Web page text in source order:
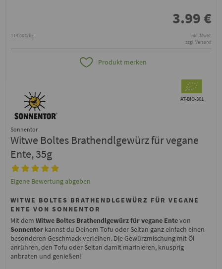
3.99€
114.00€/kg
inkl. MwSt.
zzgl. Versand
Produkt merken
AT-BIO-301
Sonnentor
Witwe Boltes Brathendlgewürz für vegane
Ente, 35g
Eigene Bewertung abgeben
WITWE BOLTES BRATHENDLGEWÜRZ FÜR VEGANE
ENTE VON SONNENTOR
Mit dem Witwe Boltes Brathendlgewürz für vegane Entevon
Sonnentor kannst du Deinem Tofu oder Seitan ganz einfach einen
besonderen Geschmack verleihen. Die Gewürzmischung mit Öl
anrühren, den Tofu oder Seitan damit marinieren, knusprig
anbraten und genießen!